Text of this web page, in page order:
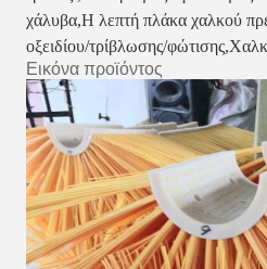
χάλυβα,Η λεπτή πλάκα χαλκού
οξειδίου/τρίβλωσης/φώτισης,
Εικόνα προϊόντος